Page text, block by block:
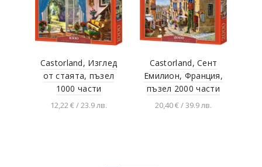
Castorland, Изглед
от стаята, пъзел
1000 части
12,22 € / 23.9 лв.
Castorland, Сент
Емилион, Франция,
пъзел 2000 части
20,40 € / 39.9 лв.